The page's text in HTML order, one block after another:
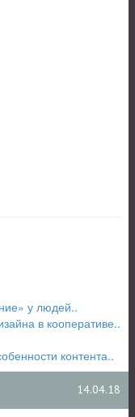
у людей..
в кооперативе..
контента..
14.04.18